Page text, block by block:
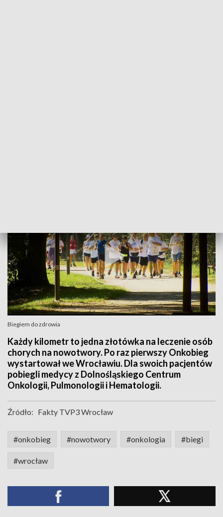
Biegiem do zdrowia
Każdy kilometr to jedna złotówka na leczenie osób
chorych na nowotwory. Po raz pierwszy Onkobieg
wystartował we Wrocławiu. Dla swoich pacjentów
pobiegli medycy z Dolnośląskiego Centrum
Onkologii, Pulmonologii i Hematologii.
Źródło: Fakty TVP3 Wrocław
#onkobieg #nowotwory #onkologia #biegi
#wrocław